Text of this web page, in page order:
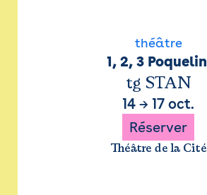
théâtre
1, 2, 3 Poquelin
tg STAN
14 → 17 oct.
Réserver
Théâtre de la Cité